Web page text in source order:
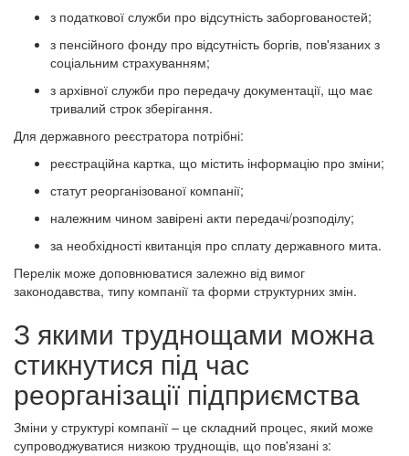
з податкової служби про відсутність заборгованостей;
з пенсійного фонду про відсутність боргів, пов'язаних з
соціальним страхуванням;
з архівної служби про передачу документації, що має
тривалий строк зберігання.
Для державного реєстратора потрібні:
реєстраційна картка, що містить інформацію про зміни;
статут реорганізованої компанії;
належним чином завірені акти передачі/розподілу;
за необхідності квитанція про сплату державного мита.
Перелік може доповнюватися залежно від вимог
законодавства, типу компанії та форми структурних змін.
З якими труднощами можна
стикнутися під час
реорганізації підприємства
Зміни у структурі компанії – це складний процес, який може
супроводжуватися низкою труднощів, що пов'язані з: